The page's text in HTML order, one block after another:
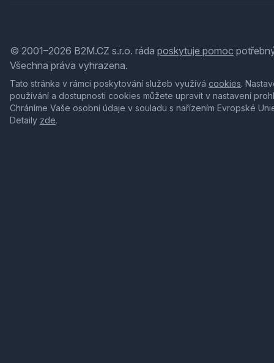
© 2001–2026 B2M.CZ s.r.o. ráda poskytuje pomoc
Všechna práva vyhrazena.
Tato stránka v rámci poskytování služeb využívá cookies.
používání a dostupnosti cookies můžete upravit v nastavení
Chráníme Vaše osobní údaje v souladu s nařízením Evropské
Detaily zde.